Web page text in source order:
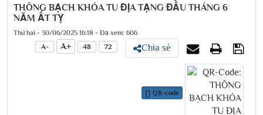
THÔNG BẠCH KHÓA TU ĐỊA TẠNG ĐẦU THÁNG 6
NĂM ẤT TỴ
Thứ hai - 30/06/2025 16:18 - Đã xem: 606
A-
A+ 48 72 Chia sẻ
QR-code